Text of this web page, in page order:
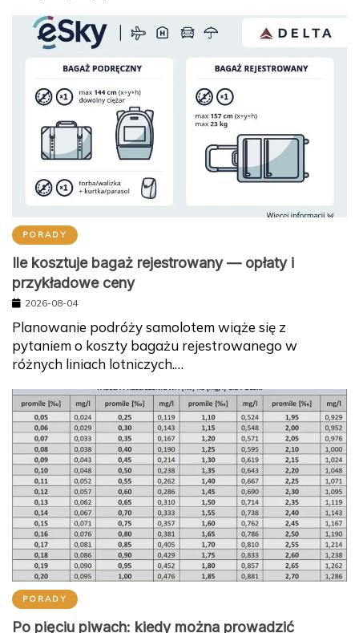
PORADY
Ile kosztuje bagaż rejestrowany — opłaty i
przykładowe ceny
2026-08-04
Planowanie podróży samolotem wiąże się z
pytaniem o koszty bagażu rejestrowanego w
różnych liniach lotniczych.…
PORADY
Po pięciu piwach: kiedy można prowadzić